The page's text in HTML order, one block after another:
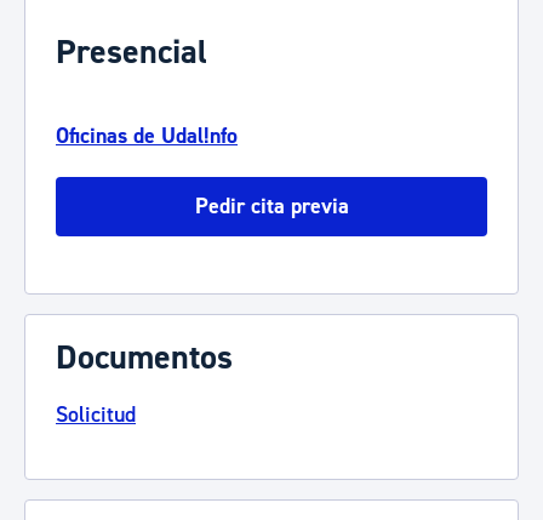
Presencial
Oficinas de Udal!nfo
Pedir cita previa
Documentos
Solicitud